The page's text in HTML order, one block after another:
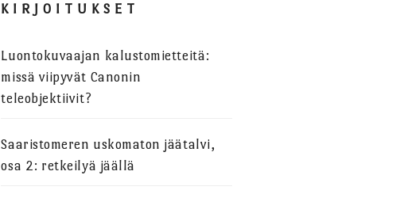
KIRJOITUKSET
Luontokuvaajan kalustomietteitä:
missä viipyvät Canonin
teleobjektiivit?
Saaristomeren uskomaton jäätalvi,
osa 2: retkeilyä jäällä